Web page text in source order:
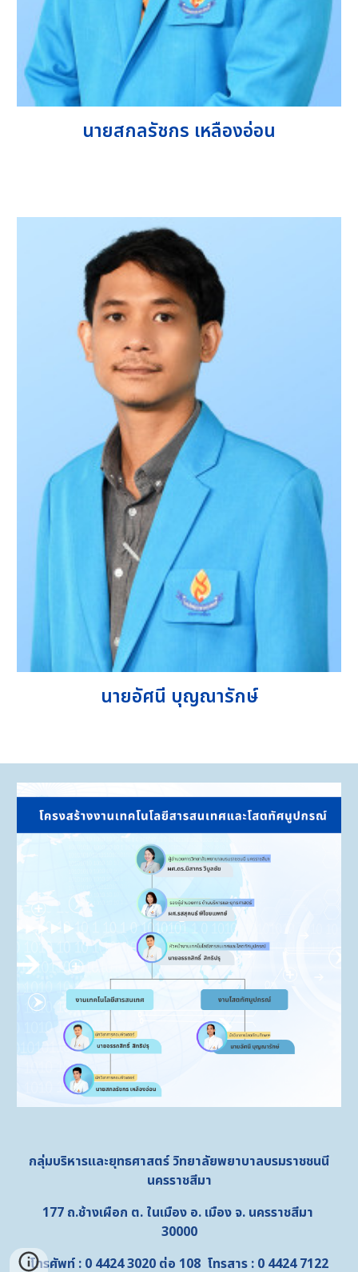
นายสกลรัชกร เหลืองอ่อน
นายอัศนี บุญณารักษ์
กลุ่มบริหารและยุทธศาสตร์ วิทยาลัยพยาบาลบรมราชชนนี
นครราชสีมา
177 ถ.ช้างเผือก ต. ในเมือง อ. เมือง จ. นครราชสีมา
30000
โทรศัพท์ : 0 4424 3020 ต่อ 108 โทรสาร : 0 4424 7122